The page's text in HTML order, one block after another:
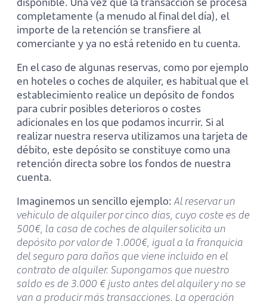
completamente (a menudo al final del día), el
importe de la retención se transfiere al
comerciante y ya no está retenido en tu cuenta.
En el caso de algunas reservas, como por ejemplo
en hoteles o coches de alquiler, es habitual que el
establecimiento realice un depósito de fondos
para cubrir posibles deterioros o costes
adicionales en los que podamos incurrir. Si al
realizar nuestra reserva utilizamos una tarjeta de
débito, este depósito se constituye como una
retención directa sobre los fondos de nuestra
cuenta.
Imaginemos un sencillo ejemplo:Al reservar un
vehículo de alquiler por cinco días, cuyo coste es de
500€, la casa de coches de alquiler solicita un
depósito por valor de 1.000€, igual a la franquicia
del seguro para daños que viene incluido en el
contrato de alquiler. Supongamos que nuestro
saldo es de 3.000 € justo antes del alquiler y no se
van a producir más transacciones. La operación